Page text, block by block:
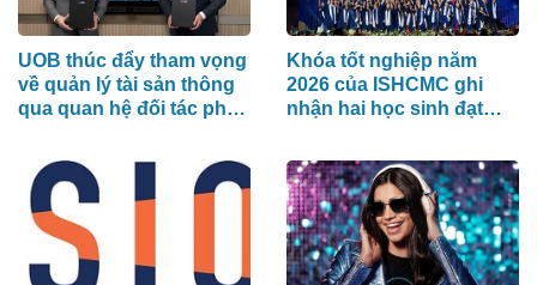
UOB thúc đẩy tham vọng
về quản lý tài sản thông
qua quan hệ đối tác phân
Allianz Global Investors
Khóa tốt nghiệp năm
2026 của ISHCMC ghi
nhận hai học sinh đạt
trung bình toàn khóa đạt
34,5